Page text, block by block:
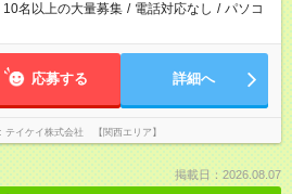
10名以上の大量募集 / 電話対応なし / パソコ
応募する 詳細へ
テイケイ株式会社 【関西エリア】
掲載日：2026.08.07